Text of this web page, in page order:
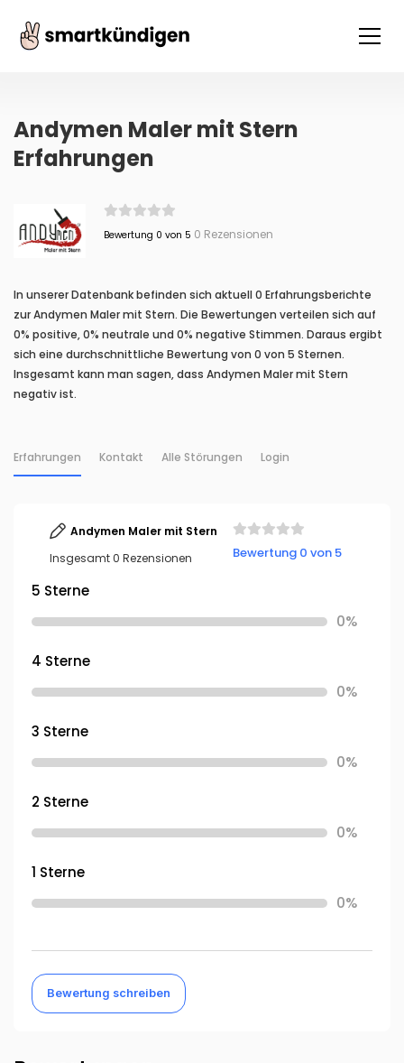
Andymen Maler mit Stern
Erfahrungen
Bewertung 0 von 5 0 Rezensionen
In unserer Datenbank befinden sich aktuell 0 Erfahrungsberichte
zur Andymen Maler mit Stern. Die Bewertungen verteilen sich auf
0% positive, 0% neutrale und 0% negative Stimmen. Daraus ergibt
sich eine durchschnittliche Bewertung von 0 von 5 Sternen.
Insgesamt kann man sagen, dass Andymen Maler mit Stern
negativ ist.
Erfahrungen Kontakt Alle Störungen Login
Andymen Maler mit Stern
Insgesamt 0 Rezensionen
Bewertung 0 von 5
5 Sterne
0%
4 Sterne
0%
3 Sterne
0%
2 Sterne
0%
1 Sterne
0%
Bewertung schreiben